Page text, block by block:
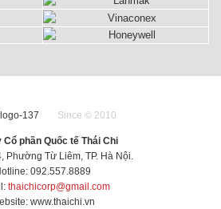
Since © 2010
Cổ phần Quốc tế Thái Chi
Phường Từ Liêm, TP. Hà Nội.
092.557.8889
thaichicorp@gmail.com
www.thaichi.vn